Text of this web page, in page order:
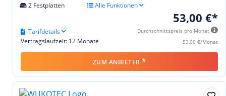
2 Festplatten Alle Funktionen
53,00 €*
Durchschnittspreis pro Monat
53,00 €/Monat
Vertragslaufzeit: 12 Monate
Tarifdetails
ZUM ANBIETER *